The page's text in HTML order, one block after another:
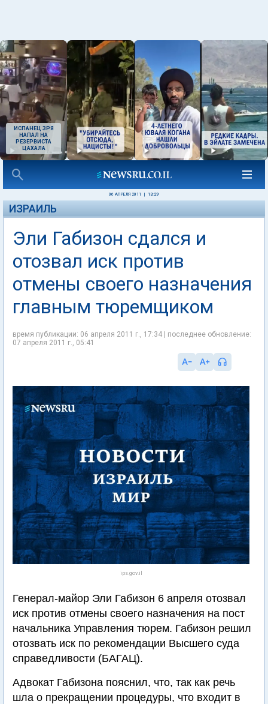
ИСПАНЕЦ ЗРЯ
НАПАЛ НА
РЕЗЕРВИСТА
ЦАХАЛА
06 АПРЕЛЯ 2011 13:29
ИЗРАИЛЬ
Эли Габизон сдался и
отозвал иск против
отмены своего назначения
главным тюремщиком
время публикации: 06 апреля 2011 г., 17:34 | последнее обновление:
07 апреля 2011 г., 05:41
ips.gov.il
Генерал-майор Эли Габизон 6 апреля отозвал
иск против отмены своего назначения на пост
начальника Управления тюрем. Габизон решил
отозвать иск по рекомендации Высшего суда
справедливости (БАГАЦ).
Адвокат Габизона пояснил, что, так как речь
шла о прекращении процедуры, что входит в